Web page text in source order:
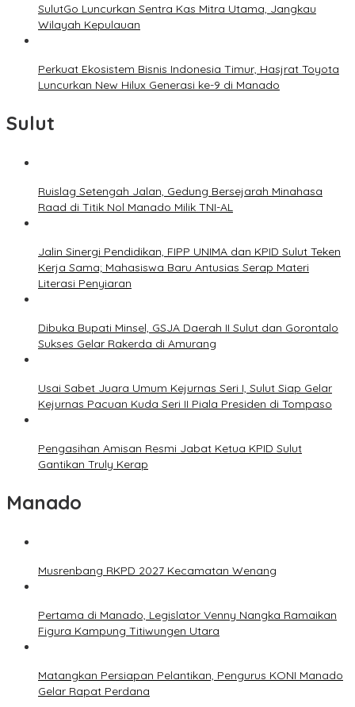
SulutGo Luncurkan Sentra Kas Mitra Utama, Jangkau
Wilayah Kepulauan
Perkuat Ekosistem Bisnis Indonesia Timur, Hasjrat Toyota
Luncurkan New Hilux Generasi ke-9 di Manado
Sulut
Ruislag Setengah Jalan, Gedung Bersejarah Minahasa
Raad di Titik Nol Manado Milik TNI-AL
Jalin Sinergi Pendidikan, FIPP UNIMA dan KPID Sulut Teken
Kerja Sama; Mahasiswa Baru Antusias Serap Materi
Literasi Penyiaran
Dibuka Bupati Minsel, GSJA Daerah II Sulut dan Gorontalo
Sukses Gelar Rakerda di Amurang
Usai Sabet Juara Umum Kejurnas Seri I, Sulut Siap Gelar
Kejurnas Pacuan Kuda Seri II Piala Presiden di Tompaso
Pengasihan Amisan Resmi Jabat Ketua KPID Sulut
Gantikan Truly Kerap
Manado
Musrenbang RKPD 2027 Kecamatan Wenang
Pertama di Manado, Legislator Venny Nangka Ramaikan
Figura Kampung Titiwungen Utara
Matangkan Persiapan Pelantikan, Pengurus KONI Manado
Gelar Rapat Perdana